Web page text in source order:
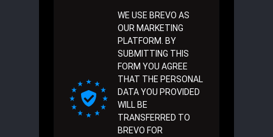
WE USE BREVO AS
OUR MARKETING
PLATFORM. BY
SUBMITTING THIS
FORM YOU AGREE
THAT THE PERSONAL
DATA YOU PROVIDED
WILL BE
TRANSFERRED TO
BREVO FOR